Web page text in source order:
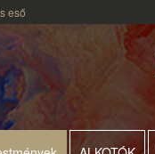
eső